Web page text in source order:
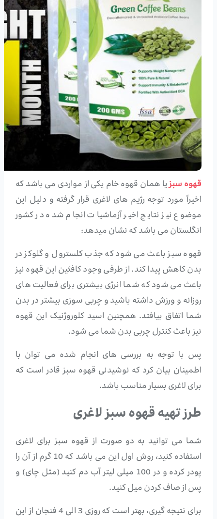
قهوه سبزیا همان قهوه خام یکی از مواردی می باشد که
اخیراً مورد توجه رژیم های لاغری قرار گرفته و دلیل این
موضوع نیز نتایج اخیر آزماشیات انجام شده در کشور
انگلستان می باشد که نشان میدهد:
قهوه سبز باعث می شود که جذب کلسترول و گلوکز در
بدن کاهش پیدا کند. از طرفی وجود کافئین این قهوه نیز
باعث می شود که شما انرژی بیشتری برای فعالیت های
روزانه و ورزش داشته باشید و چربی سوزی بیشتر در بدن
شما اتفاق بیافتد. همچنین اسید کلوروژنیک این قهوه
نیز باعث کنترل چربی بدن شما می شود.
پس با توجه به بررسی های انجام شده می توان با
اطمینان بیان کرد که نوشیدنی قهوه سبز قادر است که
برای لاغری بسیار مناسب باشد.
طرز تهیه قهوه سبز لاغری
شما می توانید به دو صورت از قهوه سبز برای لاغری
استفاده کنید، روش اول این می باشد که 10 گرم از آن را
پودر کرده و در 100 میلی لیتر آب دم کنید (مثل چای) و
پس از صاف کردن میل کنید.
برای نتیجه گیری، بهتر است که روزی 3 الی 4 فنجان از این